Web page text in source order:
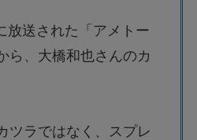
放送された「アメトー
ら、大橋和也さんのカ
ツラではなく、スプレ